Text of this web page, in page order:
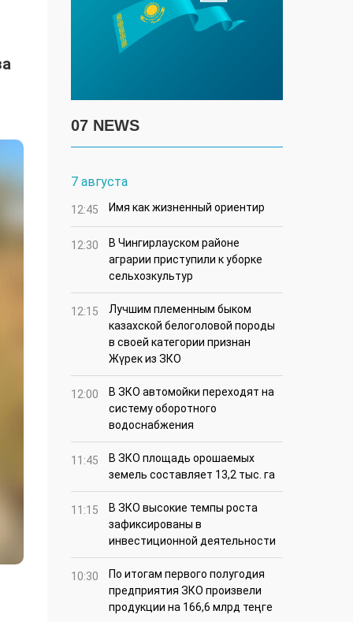
07 NEWS
7 августа
12:45 Имя как жизненный ориентир
12:30
В Чингирлауском районе
аграрии приступили к уборке
сельхозкультур
12:15
Лучшим племенным быком
казахской белоголовой породы
в своей категории признан
Жүрек из ЗКО
12:00
В ЗКО автомойки переходят на
систему оборотного
водоснабжения
11:45
В ЗКО площадь орошаемых
земель составляет 13,2 тыс. га
11:15
В ЗКО высокие темпы роста
зафиксированы в
инвестиционной деятельности
10:30
По итогам первого полугодия
предприятия ЗКО произвели
продукции на 166,6 млрд теңге